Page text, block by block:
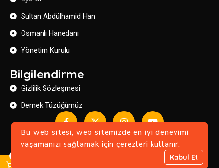
Bu web sitesi, web sitemizde en iyi deneyimi
yaşamanızı sağlamak için çerezleri kullanır.
Kabul Et
Sultan Abdülhamid Han
Osmanlı Hanedanı
Yönetim Kurulu
Bilgilendirme
Gizlilik Sözleşmesi
Dernek Tüzüğümüz
Copyright © 2024 Devlet-i Aliyye Ocakları .